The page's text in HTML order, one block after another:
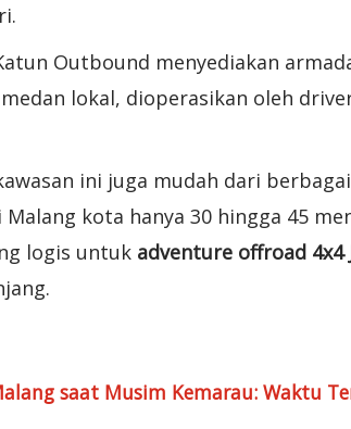
Outbound menyediakan
lokal, dioperasikan oleh
ini juga mudah dari
kota hanya 30 hingga 45
logis untuk adventure offroad 4x4
saat Musim Kemarau: Waktu